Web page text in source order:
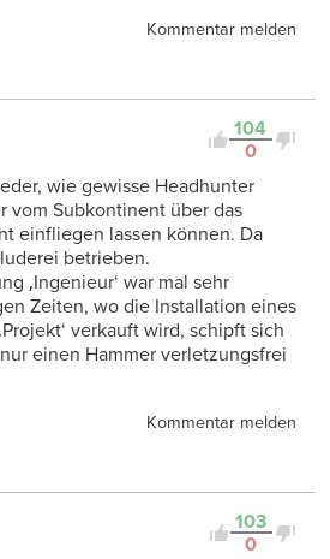
Kommentar melden
104
0
wie gewisse Headhunter
vom Subkontinent über das
einfliegen lassen können. Da
betrieben.
‚Ingenieur‘ war mal sehr
Zeiten, wo die Installation eines
verkauft wird, schipft sich
nur einen Hammer verletzungsfrei
Kommentar melden
103
0